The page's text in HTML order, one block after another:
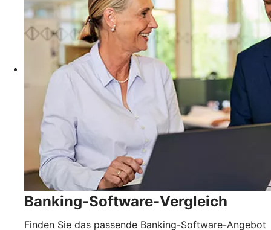
Banking-Software-Vergleich
Finden Sie das passende Banking-Software-Angebot